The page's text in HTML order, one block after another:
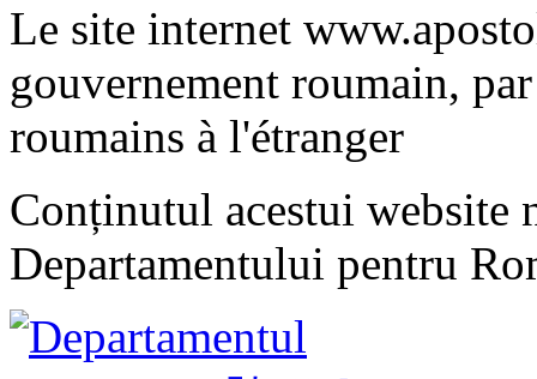
Le site internet
gouvernement roumain,
roumains à l'étranger
Conținutul acestui website
Departamentului pentru